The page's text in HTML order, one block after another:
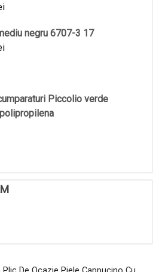
negru 6707-3 17
Piccolio verde